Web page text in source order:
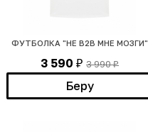
ФУТБОЛКА "НЕ В2В МНЕ МОЗГИ"
3 590 ₽ 3 990₽
Беру